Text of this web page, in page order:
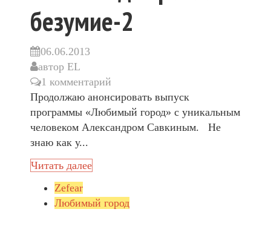
безумие-2
06.06.2013
автор EL
1 комментарий
Продолжаю анонсировать выпуск
программы «Любимый город» с уникальным
человеком Александром Савкиным. Не
знаю как у...
Читать далее
Zefear
Любимый город